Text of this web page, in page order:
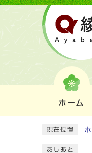
ホーム
現在位置
あしあと